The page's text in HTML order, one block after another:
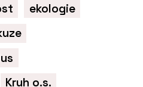
ekologie
Kruh o.s.